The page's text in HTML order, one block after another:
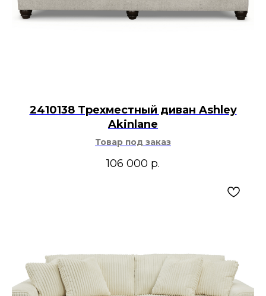
2410138 Трехместный диван Ashley
Akinlane
Товар под заказ
106 000 р.